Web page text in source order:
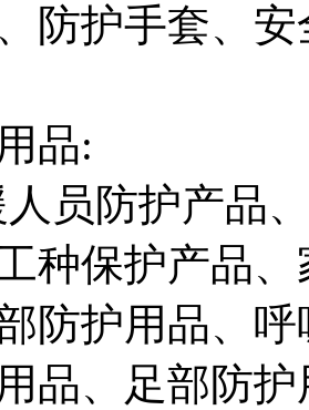
防护手套、
品:
员防护产品
种保护产品
防护用品、
品、足部防